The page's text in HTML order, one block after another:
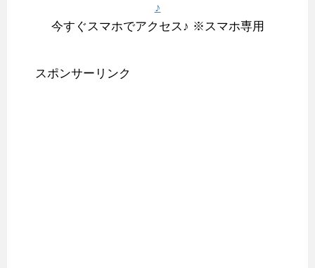
♪
今すぐスマホでアクセス♪ ※スマホ専用
スポンサーリンク